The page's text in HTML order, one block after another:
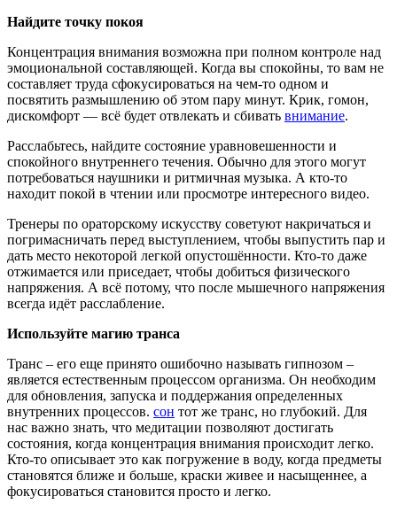
Найдите точку покоя
Концентрация внимания возможна при полном контроле над
эмоциональной составляющей. Когда вы спокойны, то вам не
составляет труда сфокусироваться на чем-то одном и
посвятить размышлению об этом пару минут. Крик, гомон,
дискомфорт — всё будет отвлекать и сбивать внимание.
Расслабьтесь, найдите состояние уравновешенности и
спокойного внутреннего течения. Обычно для этого могут
потребоваться наушники и ритмичная музыка. А кто-то
находит покой в чтении или просмотре интересного видео.
Тренеры по ораторскому искусству советуют накричаться и
погримасничать перед выступлением, чтобы выпустить пар и
дать место некоторой легкой опустошённости. Кто-то даже
отжимается или приседает, чтобы добиться физического
напряжения. А всё потому, что после мышечного напряжения
всегда идёт расслабление.
Используйте магию транса
Транс – его еще принято ошибочно называть гипнозом –
является естественным процессом организма. Он необходим
для обновления, запуска и поддержания определенных
внутренних процессов. сон тот же транс, но глубокий. Для
нас важно знать, что медитации позволяют достигать
состояния, когда концентрация внимания происходит легко.
Кто-то описывает это как погружение в воду, когда предметы
становятся ближе и больше, краски живее и насыщеннее, а
фокусироваться становится просто и легко.